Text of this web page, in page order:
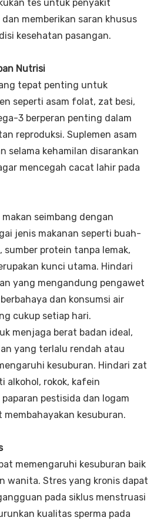
tes untuk penyakit
memberikan saran khusus
kesehatan pasangan.
Nutrisi
tepat penting untuk
seperti asam folat, zat besi,
3 berperan penting dalam
reproduksi. Suplemen asam
selama kehamilan disarankan
mencegah cacat lahir pada
makan seimbang dengan
jenis makanan seperti buah-
sumber protein tanpa lemak,
kunci utama. Hindari
yang mengandung pengawet
dan konsumsi air
cukup setiap hari.
menjaga berat badan ideal,
yang terlalu rendah atau
kesuburan. Hindari zat
alkohol, rokok, kafein
pestisida dan logam
membahayakan kesuburan.
memengaruhi kesuburan baik
wanita. Stres yang kronis dapat
pada siklus menstruasi
kualitas sperma pada